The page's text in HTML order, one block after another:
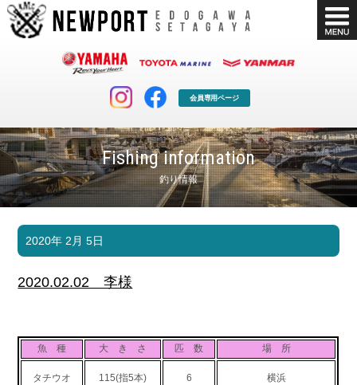
会員専用ページ
Fishing information
釣り情報
マリンクラブ
マリンライフを堪能したい！
ボート販売
ボート免許
長年の実績と信頼！
Shop Info. Blog
お問い合わせ 会社概要
2020年 2月 5日
2020.02.02 李様
魚 種 大 き さ 匹 数 場 所
タチウオ 115(指5本) 6 横浜